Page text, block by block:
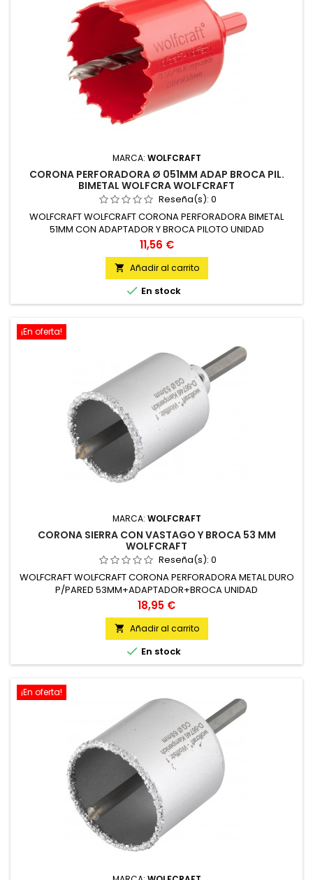
MARCA: WOLFCRAFT
CORONA PERFORADORA Ø 051MM ADAP BROCA PIL.
BIMETAL WOLFCRA WOLFCRAFT
Reseña(s): 0
WOLFCRAFT WOLFCRAFT CORONA PERFORADORA BIMETAL
51MM CON ADAPTADOR Y BROCA PILOTO UNIDAD
Precio
11,56 €
 Añadir al carrito
 En stock
¡En oferta!
MARCA: WOLFCRAFT
CORONA SIERRA CON VASTAGO Y BROCA 53 MM
WOLFCRAFT
Reseña(s): 0
WOLFCRAFT WOLFCRAFT CORONA PERFORADORA METAL DURO
P/PARED 53MM+ADAPTADOR+BROCA UNIDAD
Precio
18,95 €
 Añadir al carrito
 En stock
¡En oferta!